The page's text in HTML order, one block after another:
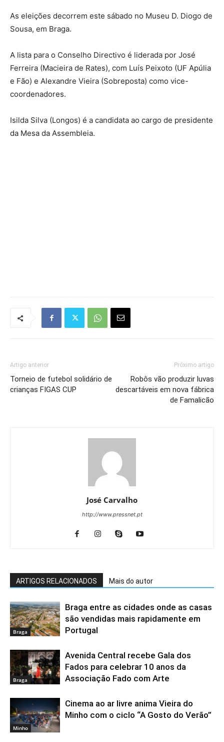
As eleições decorrem este sábado no Museu D. Diogo de
Sousa, em Braga.
A lista para o Conselho Directivo é liderada por José
Ferreira (Macieira de Rates), com Luís Peixoto (UF Apúlia
e Fão) e Alexandre Vieira (Sobreposta) como vice-
coordenadores.
Isilda Silva (Longos) é a candidata ao cargo de presidente
da Mesa da Assembleia.
Artigo anterior
Torneio de futebol solidário de
crianças FIGAS CUP
Próximo artigo
Robôs vão produzir luvas
descartáveis em nova fábrica
de Famalicão
José Carvalho
http://www.pressnet.pt
ARTIGOS RELACIONADOS Mais do autor
Braga
Braga entre as cidades onde as casas
são vendidas mais rapidamente em
Portugal
Braga
Avenida Central recebe Gala dos
Fados para celebrar 10 anos da
Associação Fado com Arte
Minho
Cinema ao ar livre anima Vieira do
Minho com o ciclo “A Gosto do Verão”